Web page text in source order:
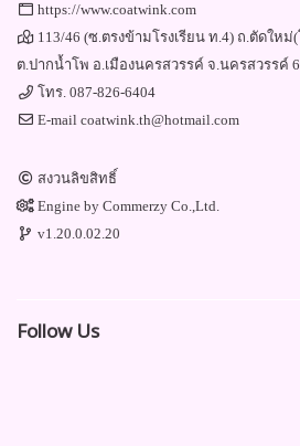
https://www.coatwink.com
113/46 (ซ.ตรงข้ามโรงเรียน ท.4) ถ.ตัดใหม่
ต.ปากน้ำโพ อ.เมืองนครสวรรค์ จ.นครสวรรค์
โทร.087-826-6404
E-mailcoatwink.th@hotmail.com
สงวนลิขสิทธิ์
Engine byCommerzy Co.,Ltd.
v1.20.0.02.20
Follow Us